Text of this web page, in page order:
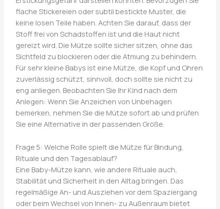
flache Stickereien oder subtil bestickte Muster, die
keine losen Teile haben. Achten Sie darauf, dass der
Stoff frei von Schadstoffen ist und die Haut nicht
gereizt wird. Die Mütze sollte sicher sitzen, ohne das
Sichtfeld zu blockieren oder die Atmung zu behindern.
Für sehr kleine Babys ist eine Mütze, die Kopf und Ohren
zuverlässig schützt, sinnvoll, doch sollte sie nicht zu
eng anliegen. Beobachten Sie Ihr Kind nach dem
Anlegen: Wenn Sie Anzeichen von Unbehagen
bemerken, nehmen Sie die Mütze sofort ab und prüfen
Sie eine Alternative in der passenden Größe.
Frage 5: Welche Rolle spielt die Mütze für Bindung,
Rituale und den Tagesablauf?
Eine Baby-Mütze kann, wie andere Rituale auch,
Stabilität und Sicherheit in den Alltag bringen. Das
regelmäßige An- und Ausziehen vor dem Spaziergang
oder beim Wechsel von Innen- zu Außenraum bietet